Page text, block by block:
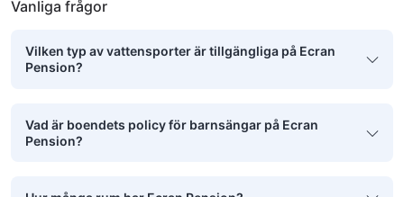
Vanliga frågor
Vilken typ av vattensporter är tillgängliga på Ecran
Pension?
Vad är boendets policy för barnsängar på Ecran
Pension?